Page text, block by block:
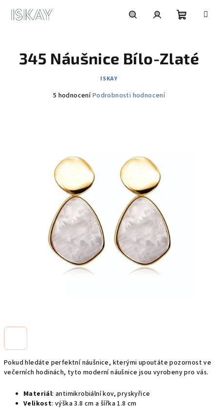
košík
Pokud hledáte perfektní náušnice, kterými upoutáte pozornost ve
večerních hodinách, tyto moderní náušnice jsou vyrobeny pro vás.
Materiál: antimikrobiální kov, pryskyřice
Velikost: výška 3.8 cm a šířka 1.8 cm
345 Náušnice Bílo-Zlaté
ISKAY
Průměrné
hvězdiček.
5 hodnoceníPodrobnosti hodnocení